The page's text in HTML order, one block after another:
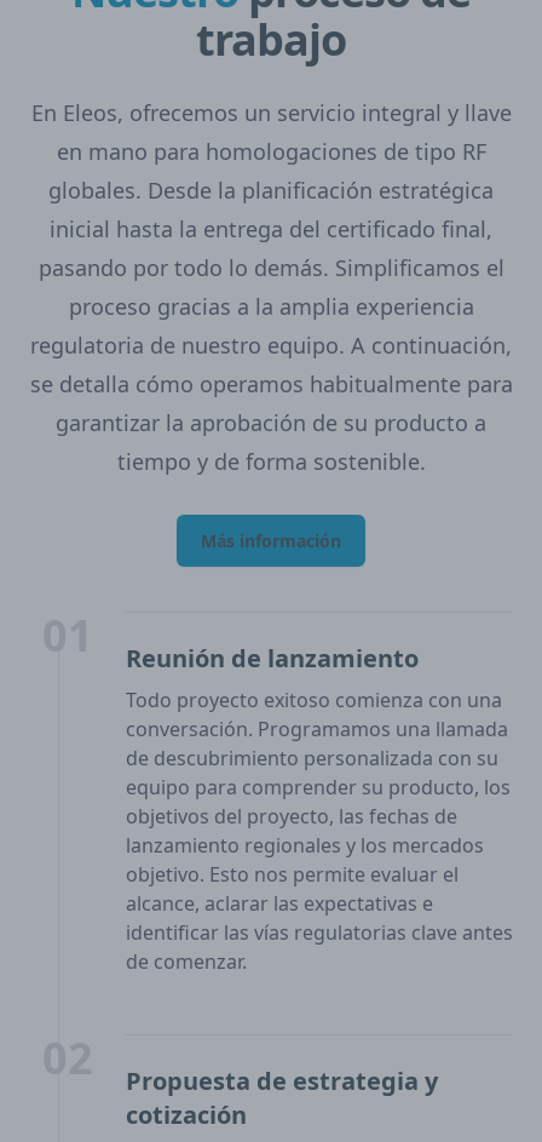
trabajo
En Eleos, ofrecemos un servicio integral y llave
en mano para homologaciones de tipo RF
globales. Desde la planificación estratégica
inicial hasta la entrega del certificado final,
pasando por todo lo demás. Simplificamos el
proceso gracias a la amplia experiencia
regulatoria de nuestro equipo. A continuación,
se detalla cómo operamos habitualmente para
garantizar la aprobación de su producto a
tiempo y de forma sostenible.
Más información
Reunión de lanzamiento
Todo proyecto exitoso comienza con una
conversación. Programamos una llamada
de descubrimiento personalizada con su
equipo para comprender su producto, los
objetivos del proyecto, las fechas de
lanzamiento regionales y los mercados
objetivo. Esto nos permite evaluar el
alcance, aclarar las expectativas e
identificar las vías regulatorias clave antes
de comenzar.
Propuesta de estrategia y
cotización